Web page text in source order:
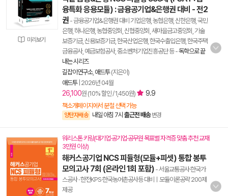
미리보기
융특화 응용모듈) : 금융공기업&은행권 대비 - 전2
권 - 금융공기업&은행권 대비 기업은행, 농협은행, 신한은행, 국민
은행, 하나은행, 농협중앙회, 신협중앙회, 새마을금고중앙회, 기술
보증기금, 신용보증기금, 한국산업은행, 한국수출입은행, 한국주택
금융공사, 예금보험공사, 중소벤처기업진흥공단 등-독학으로 끝
내는 시리즈
길잡이연구소, 애드투(지은이)
애드투| 2026년 04월
26,100원 (10% 할인 / 1,450원) 9.9
책소개페이지에서 분철 선택 가능
양탄자배송 내일 아침 7시 출근전 배송 변경
워리스톤 키링(대기업·공기업·공무원 목표별 자격증 맞춤 추천 교재
3만원 이상)
해커스공기업 NCS 피듈형(모듈+피셋) 통합 봉투
모의고사 7회 (온라인 1회 포함) - 서울교통공사·한국가
스공사 · 한전KPS·한국농어촌공사등 대비ㅣ모듈이론공략 200제
제공